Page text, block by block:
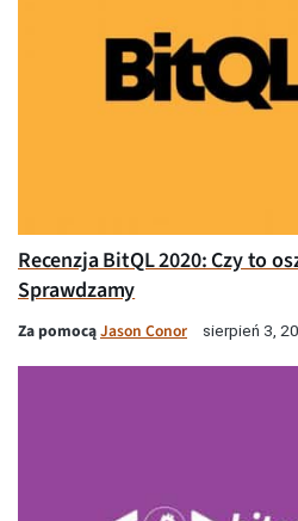
Recenzja BitQL 2020: Czy to
Sprawdzamy
Za pomocąJason Conor sierpień 3,